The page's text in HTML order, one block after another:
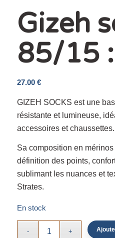
Gizeh
85/15
27.00 €
GIZEH SOCKS est une
résistante et lumineuse,
accessoires et chaussettes.
Sa composition en
définition des points,
sublimant les nuances et
Strates.
En stock